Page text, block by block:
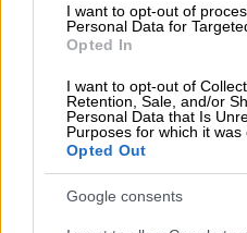
I want to opt-out of
Personal Data for
Opted In
I want to opt-out of
Retention, Sale, and/or
Personal Data that Is
Purposes for which it was
Opted Out
Google consents
μήνα αργότερα
πόστο στη βελγική
Οπως αναφέρεται
απόφασης, για τον
ποινής ελήφθη υπόψη
που έλαβε το
προκάλεσε στον